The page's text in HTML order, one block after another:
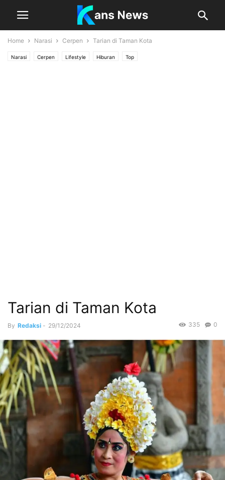
Home Narasi Cerpen Tarian di Taman Kota
Narasi Cerpen Lifestyle Hiburan Top
Tarian di Taman Kota
By Redaksi - 29/12/2024 0
335